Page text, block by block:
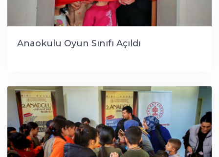
Anaokulu Oyun Sınıfı Açıldı